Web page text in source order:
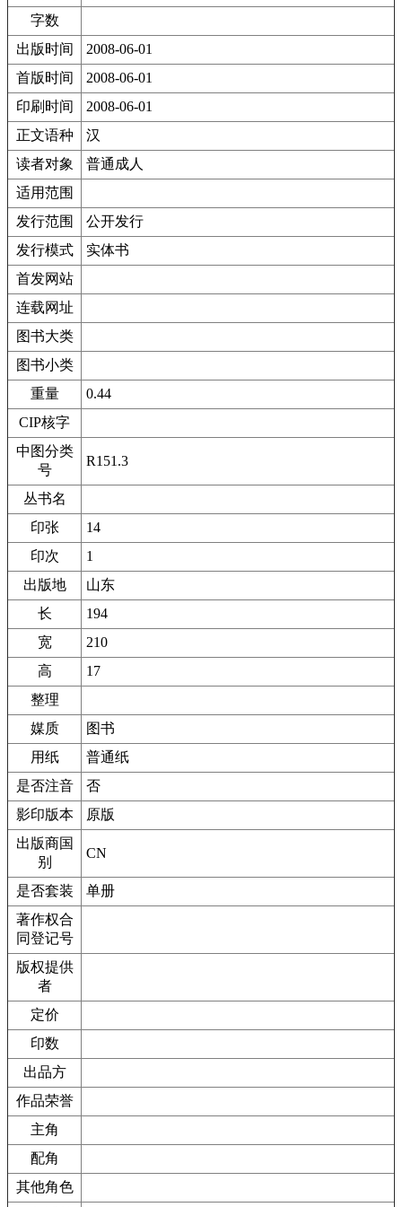
字数
出版时间
2008-06-01
首版时间
2008-06-01
印刷时间
2008-06-01
正文语种
汉
读者对象
普通成人
适用范围
发行范围
公开发行
发行模式
实体书
首发网站
连载网址
图书大类
图书小类
重量
0.44
CIP核字
中图分类
号
R151.3
丛书名
印张
14
印次
1
出版地
山东
长
194
宽
210
高
17
整理
媒质
图书
用纸
普通纸
是否注音
否
影印版本
原版
出版商国
别
CN
是否套装
单册
著作权合
同登记号
版权提供
者
定价
印数
出品方
作品荣誉
主角
配角
其他角色